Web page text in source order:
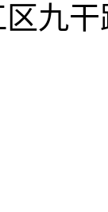
九干